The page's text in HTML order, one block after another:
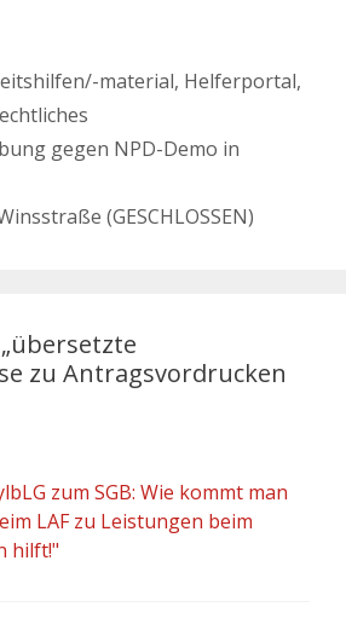
material, Helferportal,
gegen NPD-Demo in
(GESCHLOSSEN)
zu Antragsvordrucken
zum SGB: Wie kommt man
LAF zu Leistungen beim
hilft!"